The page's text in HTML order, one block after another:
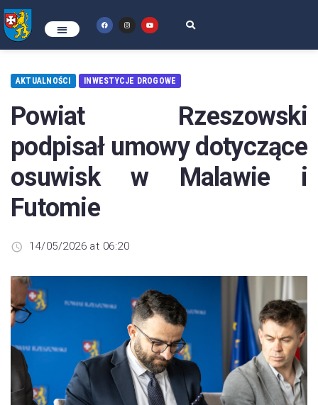
AKTUALNOŚCI INWESTYCJE DROGOWE
Powiat Rzeszowski
podpisał umowy dotyczące
osuwisk w Malawie i
Futomie
14/05/2026 at 06:20